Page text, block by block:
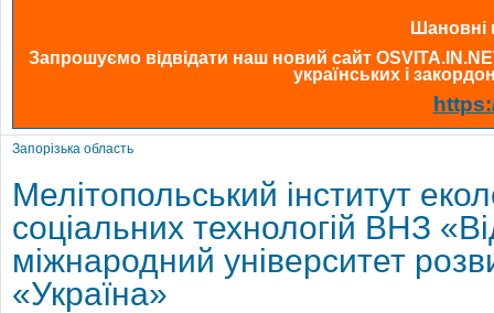
Шановні
Запрошуємо відвідати наш новий сайт
українських і
Запорізька область
Мелітопольський інститут
соціальних технологій ВНЗ
міжнародний університет
«Україна»